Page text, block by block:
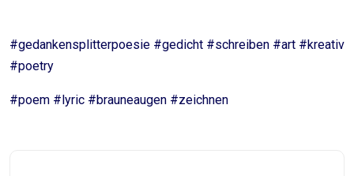
#gedankensplitterpoesie #gedicht #schreiben #art #kreativ
#poetry
#poem #lyric #brauneaugen #zeichnen